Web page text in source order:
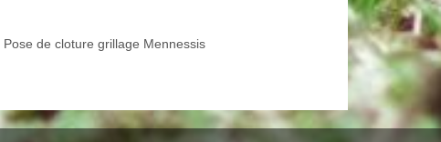
Pose de cloture grillage Mennessis